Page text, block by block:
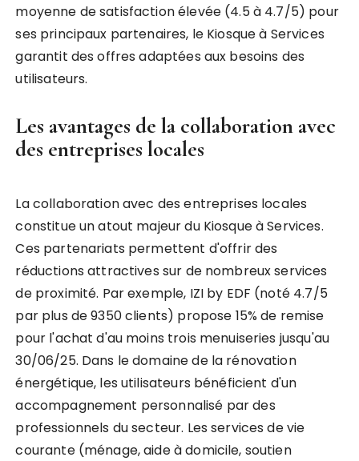
moyenne de satisfaction élevée (4.5 à 4.7/5) pour
ses principaux partenaires, le Kiosque à Services
garantit des offres adaptées aux besoins des
utilisateurs.
Les avantages de la collaboration avec
des entreprises locales
La collaboration avec des entreprises locales
constitue un atout majeur du Kiosque à Services.
Ces partenariats permettent d'offrir des
réductions attractives sur de nombreux services
de proximité. Par exemple, IZI by EDF (noté 4.7/5
par plus de 9350 clients) propose 15% de remise
pour l'achat d'au moins trois menuiseries jusqu'au
30/06/25. Dans le domaine de la rénovation
énergétique, les utilisateurs bénéficient d'un
accompagnement personnalisé par des
professionnels du secteur. Les services de vie
courante (ménage, aide à domicile, soutien